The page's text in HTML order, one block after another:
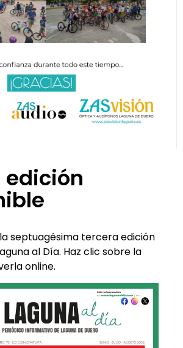
edición
septuagésima tercera edición
al Día. Haz clic sobre la
online.